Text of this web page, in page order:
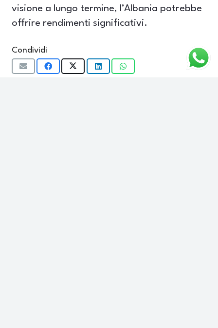
visione a lungo termine, l’Albania potrebbe
offrire rendimenti significativi.
Condividi